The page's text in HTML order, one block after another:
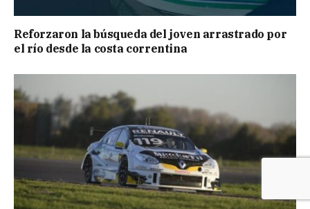
Reforzaron la búsqueda del joven arrastrado por
el río desde la costa correntina